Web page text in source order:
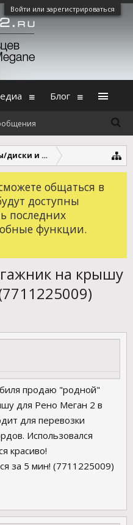
Войти или зарегистрироваться
и другое
общаться в
доступны
последних
функции.
на крышу
продаю "родной"
для Рено Меган 2 в
для перевозки
Использовался
красиво!
за 5 мин! (7711225009)
Блог